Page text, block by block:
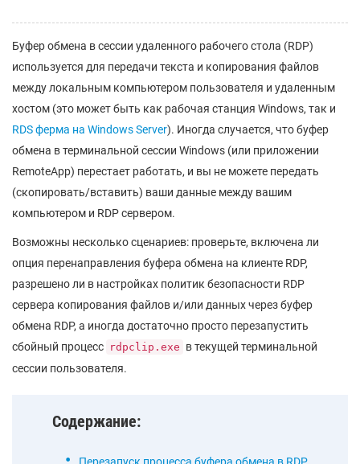
Буфер обмена в сессии удаленного рабочего стола (RDP)
используется для передачи текста и копирования файлов
между локальным компьютером пользователя и удаленным
хостом (это может быть как рабочая станция Windows, так и
RDS ферма на Windows Server). Иногда случается, что буфер
обмена в терминальной сессии Windows (или приложении
RemoteApp) перестает работать, и вы не можете передать
(скопировать/вставить) ваши данные между вашим
компьютером и RDP сервером.
Возможны несколько сценариев: проверьте, включена ли
опция перенаправления буфера обмена на клиенте RDP,
разрешено ли в настройках политик безопасности RDP
сервера копирования файлов и/или данных через буфер
обмена RDP, а иногда достаточно просто перезапустить
сбойный процесс rdpclip.exe в текущей терминальной
сессии пользователя.
Содержание: